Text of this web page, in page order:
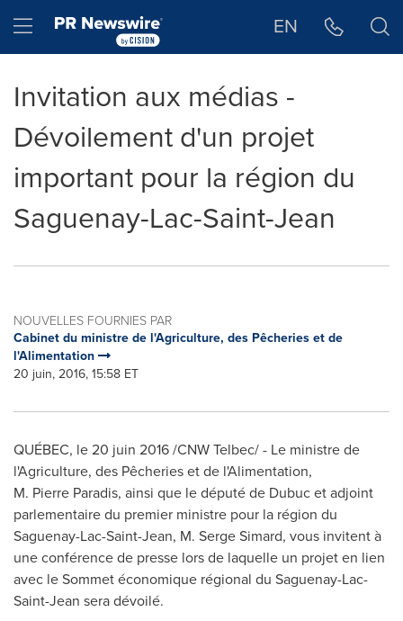
Hamburger menu EN
Invitation aux médias -
Dévoilement d'un projet
important pour la région du
Saguenay-Lac-Saint-Jean
NOUVELLES FOURNIES PAR
Cabinet du ministre de l'Agriculture, des Pêcheries et de
l'Alimentation
20 juin, 2016, 15:58 ET
QUÉBEC, le 20 juin 2016 /CNW Telbec/ - Le ministre de
l'Agriculture, des Pêcheries et de l'Alimentation,
M. Pierre Paradis, ainsi que le député de Dubucet adjoint
parlementaire du premier ministre pour la région du
Saguenay-Lac-Saint-Jean, M. Serge Simard, vous invitent à
une conférence de presse lors de laquelle un projet en lien
avec le Sommet économique régional du Saguenay-Lac-
Saint-Jean sera dévoilé.